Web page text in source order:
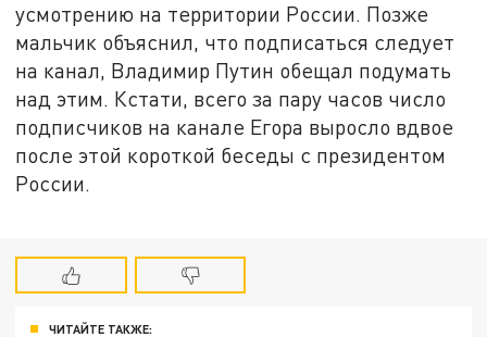
усмотрению на территории России. Позже
мальчик объяснил, что подписаться следует
на канал, Владимир Путин обещал подумать
над этим. Кстати, всего за пару часов число
подписчиков на канале Егора выросло вдвое
после этой короткой беседы с президентом
России.
ЧИТАЙТЕ ТАКЖЕ: